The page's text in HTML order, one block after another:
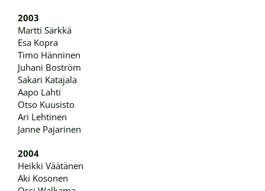
2003
Martti Särkkä
Esa Kopra
Timo Hänninen
Juhani Boström
Sakari Katajala
Aapo Lahti
Otso Kuusisto
Ari Lehtinen
Janne Pajarinen
2004
Heikki Väätänen
Aki Kosonen